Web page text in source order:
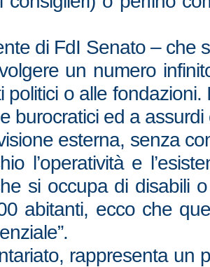
di FdI Senato –
un numero
o alle
burocratici ed a
esterna, senza
l’operatività e
si occupa di disabili
abitanti, ecco che
rappresenta un